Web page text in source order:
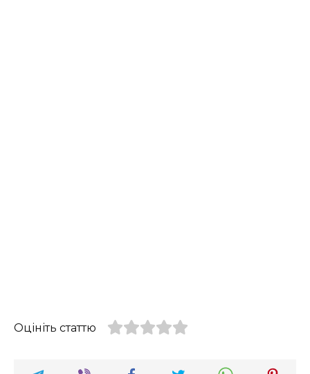
Оцініть статтю